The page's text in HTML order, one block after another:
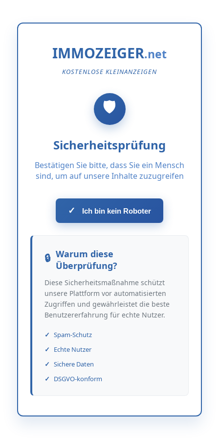
IMMOZEIGER
KOSTENLOSE KLEINANZEIGEN
Sicherheitsprüfung
Bestätigen Sie bitte, dass Sie ein Mensch
sind, um auf unsere Inhalte zuzugreifen
✓ Ich bin kein Roboter
Warum diese
Überprüfung?
Diese Sicherheitsmaßnahme schützt
unsere Plattform vor automatisierten
Zugriffen und gewährleistet die beste
Benutzererfahrung für echte Nutzer.
Spam-Schutz
Echte Nutzer
Sichere Daten
DSGVO-konform